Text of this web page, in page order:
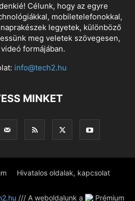
Célunk, hogy az egyre
mobiletelefonokkal,
legyetek, különböző
meg veletek szövegesen,
formájában.
info@tech2.hu
MINKET
Hivatalos oldalak, kapcsolat
/// A weboldalunk a Prémium